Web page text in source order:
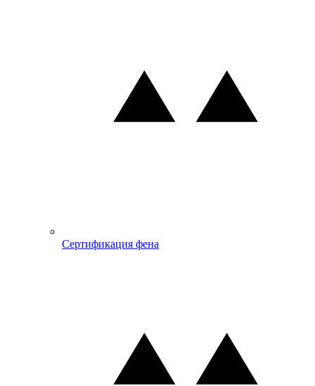
Сертификация фена